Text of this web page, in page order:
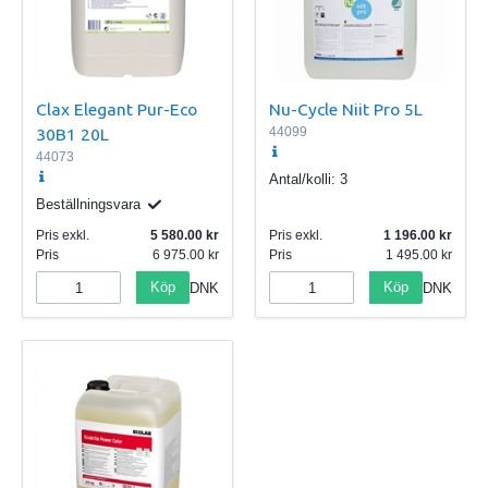
Clax Elegant Pur-Eco
30B1 20L
44073
Beställningsvara
Pris exkl.
5 580.00
Pris
6 975.00
Köp DNK
Nu-Cycle Niit Pro 5L
44099
Antal/kolli: 3
Pris exkl.
1 196.00
Pris
1 495.00
Köp DNK